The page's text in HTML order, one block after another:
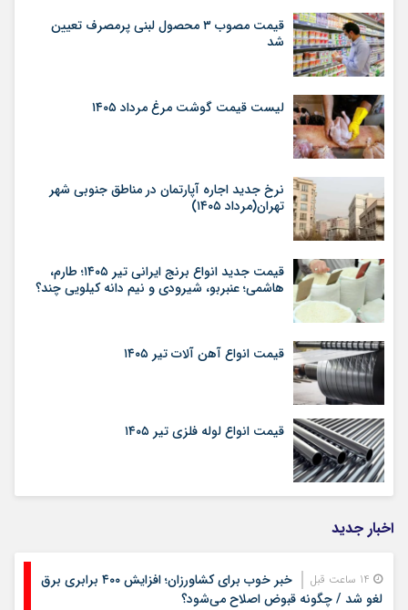
قیمت مصوب ۳ محصول لبنی پرمصرف تعیین
شد
لیست قیمت گوشت مرغ مرداد ۱۴۰۵
نرخ جدید اجاره آپارتمان در مناطق جنوبی شهر
تهران(مرداد ۱۴۰۵)
قیمت جدید انواع برنج ایرانی تیر ۱۴۰۵؛ طارم،
هاشمی؛ عنبربو، شیرودی و نیم دانه کیلویی چند؟
قیمت انواع آهن آلات تیر ۱۴۰۵
قیمت انواع لوله فلزی تیر ۱۴۰۵
اخبار جدید
خبر خوب برای کشاورزان؛ افزایش ۴۰۰ برابری برق
لغو شد / چگونه قبوض اصلاح می‌شود؟